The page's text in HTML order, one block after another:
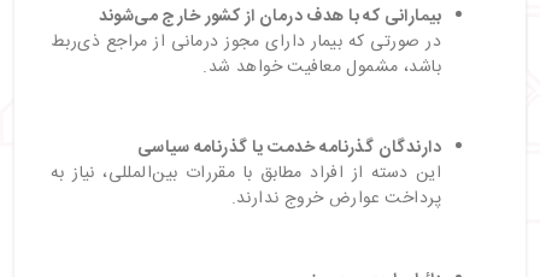
بیمارانی که با هدف درمان از کشور خارج می‌شوند
در صورتی که بیمار دارای مجوز درمانی از مراجع ذی‌ربط
باشد، مشمول معافیت خواهد شد.
دارندگان گذرنامه خدمت یا گذرنامه سیاسی
این دسته از افراد مطابق با مقررات بین‌المللی، نیاز به
پرداخت عوارض خروج ندارند.